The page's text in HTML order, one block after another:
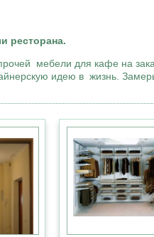
ресторана.
мебели для кафе на
идею в жизнь.